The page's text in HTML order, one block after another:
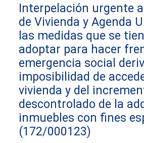
Interpelación urgente
de Vivienda y Agenda
las medidas que se
adoptar para hacer
emergencia social
imposibilidad de
vivienda y del
descontrolado de la
inmuebles con fines
(172/000123)